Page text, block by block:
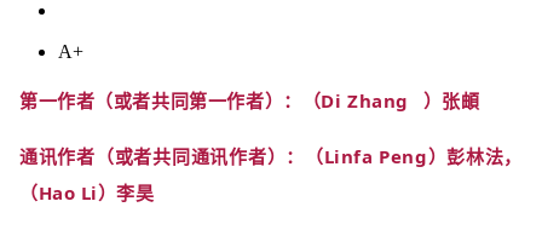
A+
第一作者（或者共同第一作者）：（Di Zhang ）张頔
通讯作者（或者共同通讯作者）：（Linfa Peng）彭林法，
（Hao Li）李昊